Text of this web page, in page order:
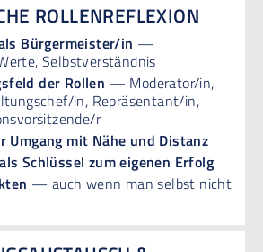
ROLLENREFLEXION
Bürgermeister/in —
Selbstverständnis
der Rollen — Moderator/in,
in, Repräsentant/in,
r
Umgang mit Nähe und Distanz
Schlüssel zum eigenen Erfolg
— auch wenn man selbst nicht